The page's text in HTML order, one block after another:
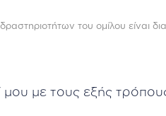
του ομίλου είναι
με τους εξής